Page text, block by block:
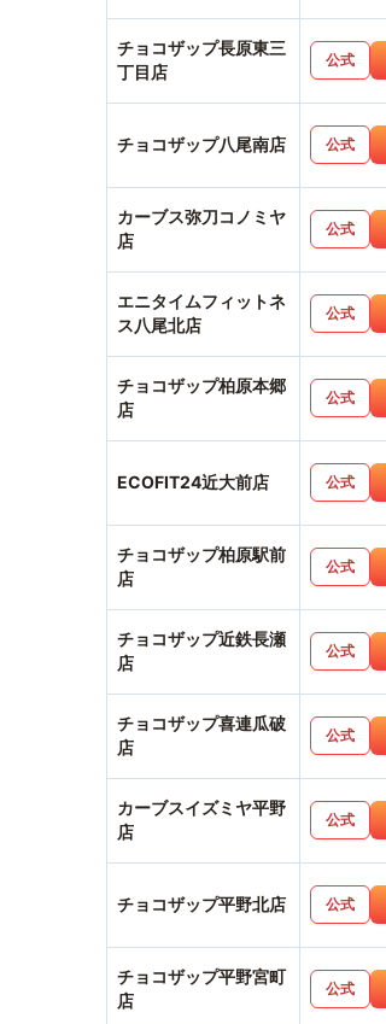
チョコザップ長原東三
丁目店
公式
チョコザップ八尾南店 公式
カーブス弥刀コノミヤ
店
公式
エニタイムフィットネ
ス八尾北店
公式
チョコザップ柏原本郷
店
公式
ECOFIT24近大前店 公式
チョコザップ柏原駅前
店
公式
チョコザップ近鉄長瀬
店
公式
チョコザップ喜連瓜破
店
公式
カーブスイズミヤ平野
店
公式
チョコザップ平野北店 公式
チョコザップ平野宮町
店
公式